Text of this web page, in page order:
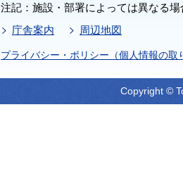
注記：施設・部署によっては異なる
庁舎案内
周辺地図
プライバシー・ポリシー（個人情報の取
Copyright ©